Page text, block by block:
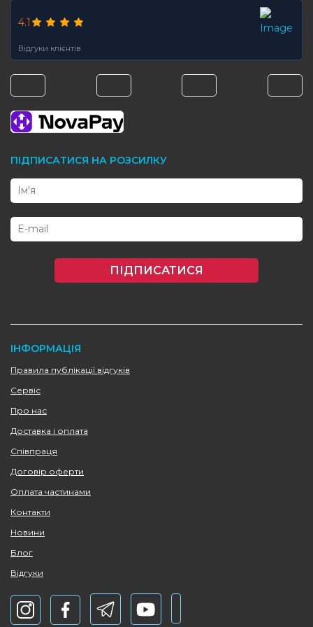
4.1
Відгуки клієнтів
ПІДПИСАТИСЯ НА РОЗСИЛКУ
ПІДПИСАТИСЯ
ІНФОРМАЦІЯ
Правила публікації відгуків
Сервіс
Про нас
Доставка і оплата
Співпраця
Договір оферти
Оплата частинами
Контакти
Новини
Блог
Відгуки